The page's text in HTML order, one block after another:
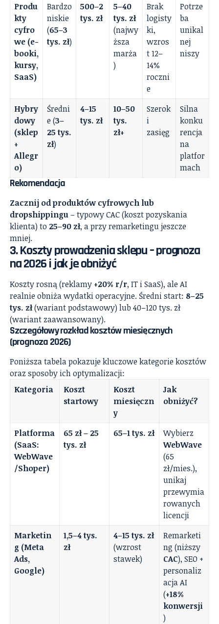
Produ
kty
cyfro
we (e-
booki,
kursy,
SaaS)
Bardzo
niskie
(65–3
tys. zł)
500–2
tys. zł
5–40
tys. zł
(najwy
ższa
marża
)
Brak
logisty
ki,
wzros
t 12–
14%
roczni
e
Potrze
ba
unikal
nej
niszy
Hybry
dowy
(sklep
+
Allegr
o)
Średni
e (3–
25 tys.
zł)
4–15
tys. zł
10–50
tys.
zł+
Szerok
i
zasięg
Silna
konku
rencja
na
platfor
mach
Rekomendacja
Zacznij od produktów cyfrowych lub
dropshippingu– typowy CAC (koszt pozyskania
klienta) to 25–90 zł, a przy remarketingu jeszcze
mniej.
3. Koszty prowadzenia sklepu – prognoza
na 2026 i jak je obniżyć
Koszty rosną (reklamy +20% r/r, IT i SaaS), ale AI
realnie obniża wydatki operacyjne. Średni start: 8–25
tys. zł(wariant podstawowy) lub 40–120 tys. zł
(wariant zaawansowany).
Szczegółowy rozkład kosztów miesięcznych
(prognoza 2026)
Poniższa tabela pokazuje kluczowe kategorie kosztów
oraz sposoby ich optymalizacji:
Kategoria
Koszt
startowy
Koszt
miesięczn
y
Jak
obniżyć?
Platforma
(SaaS:
WebWave
/Shoper)
65 zł – 25
tys. zł
65–1 tys. zł
Wybierz
WebWave
(65
zł/mies.),
unikaj
przewymia
rowanych
licencji
Marketin
g (Meta
Ads,
Google)
1,5–4 tys.
zł
4–15 tys. zł
(wzrost
stawek)
Remarketi
ng (niższy
CAC), SEO +
personaliz
acja AI
(+18%
konwersji
)